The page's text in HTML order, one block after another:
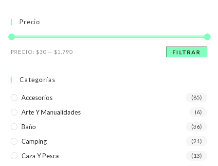
Precio
Precio
Precio
FILTRAR
PRECIO: $30 — $1.790
Categorías
Accesorios (85)
Arte Y Manualidades (6)
Baño (36)
Camping (21)
Caza Y Pesca (13)